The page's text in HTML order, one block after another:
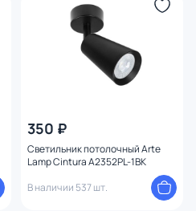
350 ₽
Светильник потолочный Arte
Lamp Cintura A2352PL-1BK
В наличии 537 шт.